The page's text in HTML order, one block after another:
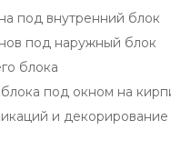
под внутренний блок
под наружный блок
блока
под окном на
и